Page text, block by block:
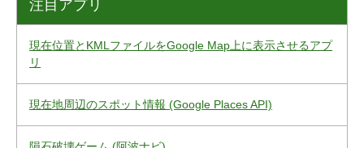
注目アプリ
現在位置とKMLファイルをGoogle Map上に表示させるアプ
リ
現在地周辺のスポット情報 (Google Places API)